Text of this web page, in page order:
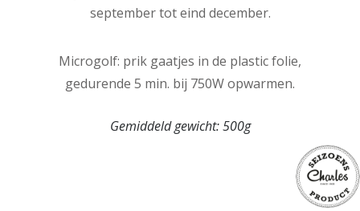
september tot eind december.
Microgolf: prik gaatjes in de plastic folie,
gedurende 5 min. bij 750W opwarmen.
Gemiddeld gewicht:500g